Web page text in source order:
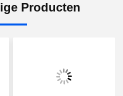
Producten